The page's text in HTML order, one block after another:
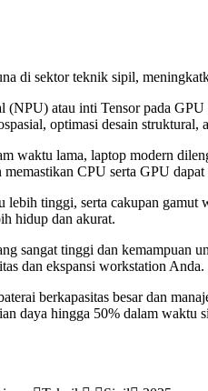
di sektor teknik sipil,
(NPU) atau inti Tensor pada
optimasi desain struktural,
waktu lama, laptop modern
CPU serta GPU
tinggi, serta cakupan
hidup dan akurat.
sangat tinggi dan kemampuan
dan ekspansi workstation Anda.
berkapasitas besar dan
daya hingga 50% dalam waktu